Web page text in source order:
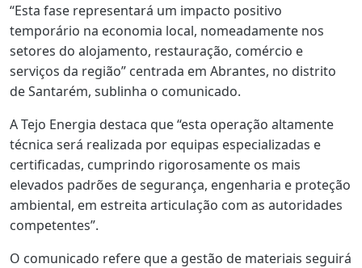
“Esta fase representará um impacto positivo
temporário na economia local, nomeadamente nos
setores do alojamento, restauração, comércio e
serviços da região” centrada em Abrantes, no distrito
de Santarém, sublinha o comunicado.
A Tejo Energia destaca que “esta operação altamente
técnica será realizada por equipas especializadas e
certificadas, cumprindo rigorosamente os mais
elevados padrões de segurança, engenharia e proteção
ambiental, em estreita articulação com as autoridades
competentes”.
O comunicado refere que a gestão de materiais seguirá